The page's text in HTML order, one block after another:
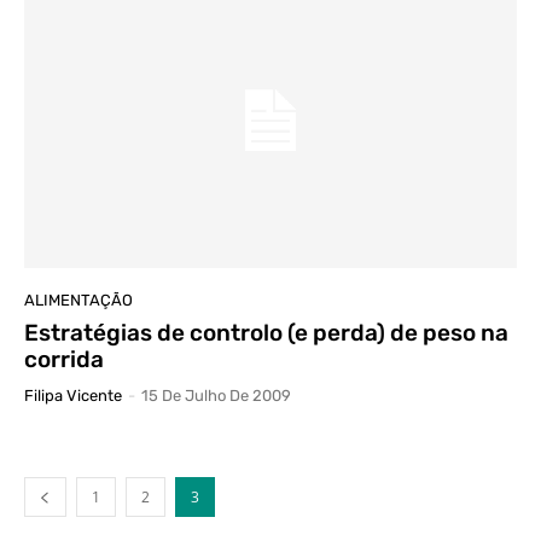
ALIMENTAÇÃO
Estratégias de controlo (e perda) de peso na
corrida
Filipa Vicente - 15 De Julho De 2009
1 2 3